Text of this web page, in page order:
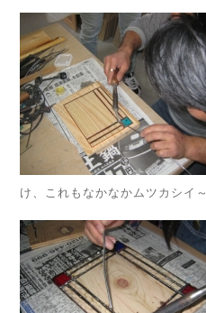
け、これもなかなかムツカシイ～